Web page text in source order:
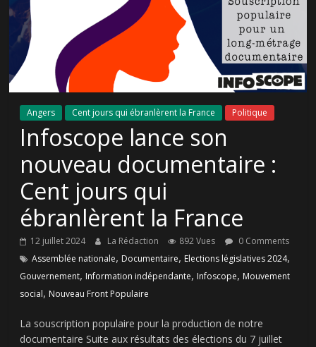
Angers Cent jours qui ébranlèrent la France Politique
Infoscope lance son
nouveau documentaire :
Cent jours qui
ébranlèrent la France
12 juillet 2024 La Rédaction 892 Vues
0 Comments
Assemblée nationale, Documentaire, Elections législatives 2024,
Gouvernement, Information indépendante, Infoscope, Mouvement
social, Nouveau Front Populaire
La souscription populaire pour la production de notre
documentaire Suite aux résultats des élections du 7 juillet